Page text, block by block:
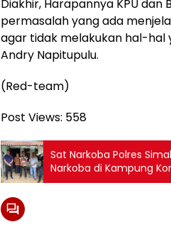
Diakhir, Harapannya KPU
permasalah yang ada
agar tidak melakukan hal-hal
Andry Napitupulu.
(Red-team)
Post Views: 558
Sat Narkoba Polres
Narkoba di Kampung